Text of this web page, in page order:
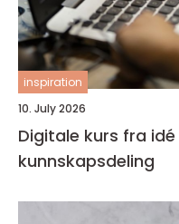
inspiration
10. July 2026
Digitale kurs fra idé til lønnsom
kunnskapsdeling